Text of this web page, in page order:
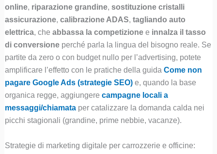
online, riparazione grandine, sostituzione cristalli
assicurazione, calibrazione ADAS, tagliando auto
elettrica, che abbassa la competizionee innalza il tasso
di conversioneperché parla la lingua del bisogno reale. Se
partite da zero o con budget nullo per l’advertising, potete
amplificare l’effetto con le pratiche della guida Come non
pagare Google Ads (strategie SEO)e, quando la base
organica regge, aggiungere campagne locali a
messaggi/chiamataper catalizzare la domanda calda nei
picchi stagionali (grandine, prime nebbie, vacanze).
Strategie di marketing digitale per carrozzerie e officine: